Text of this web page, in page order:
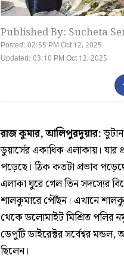
Published By: Sucheta
Posted: 02:55 PM Oct 12, 2025
Updated: 03:10 PM Oct 12, 2025
রাজ কুমার, আলিপুরদুয়ার:
ডুয়ার্সের একাধিক এলাকায়।
পড়েছে। ঠিক কতটা প্রভাব
এলাকা ঘুরে গেল তিন সদস্যের
শালকুমারে পৌঁছন। এখানে
থেকে ডলোমাইট মিশ্রিত পলির
ডেপুটি ডাইরেক্টর সর্বেশ্বর
ছিলেন।